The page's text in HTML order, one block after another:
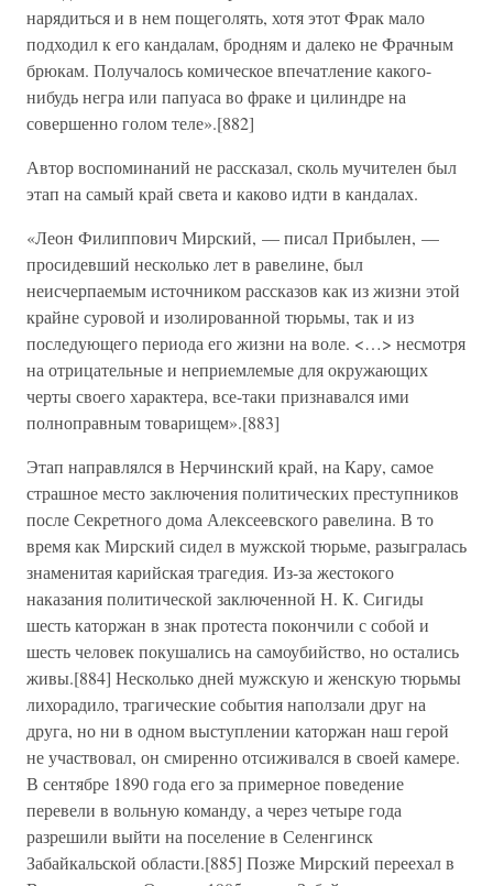
нарядиться и в нем пощеголять, хотя этот Фрак мало
подходил к его кандалам, бродням и далеко не Фрачным
брюкам. Получалось комическое впечатление какого-
нибудь негра или папуаса во фраке и цилиндре на
совершенно голом теле».[882]
Автор воспоминаний не рассказал, сколь мучителен был
этап на самый край света и каково идти в кандалах.
«Леон Филиппович Мирский, — писал Прибылен, —
просидевший несколько лет в равелине, был
неисчерпаемым источником рассказов как из жизни этой
крайне суровой и изолированной тюрьмы, так и из
последующего периода его жизни на воле. <…> несмотря
на отрицательные и неприемлемые для окружающих
черты своего характера, все-таки признавался ими
полноправным товарищем».[883]
Этап направлялся в Нерчинский край, на Кару, самое
страшное место заключения политических преступников
после Секретного дома Алексеевского равелина. В то
время как Мирский сидел в мужской тюрьме, разыгралась
знаменитая карийская трагедия. Из-за жестокого
наказания политической заключенной Н. К. Сигиды
шесть каторжан в знак протеста покончили с собой и
шесть человек покушались на самоубийство, но остались
живы.[884] Несколько дней мужскую и женскую тюрьмы
лихорадило, трагические события наползали друг на
друга, но ни в одном выступлении каторжан наш герой
не участвовал, он смиренно отсиживался в своей камере.
В сентябре 1890 года его за примерное поведение
перевели в вольную команду, а через четыре года
разрешили выйти на поселение в Селенгинск
Забайкальской области.[885] Позже Мирский переехал в